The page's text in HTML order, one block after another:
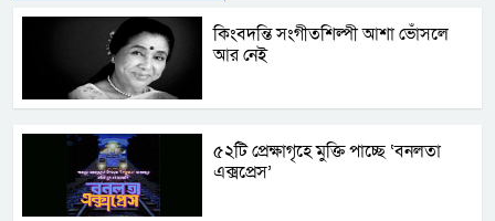
কিংবদন্তি সংগীতশিল্পী আশা ভোঁসলে
আর নেই
৫২টি প্রেক্ষাগৃহে মুক্তি পাচ্ছে ‘বনলতা
এক্সপ্রেস’